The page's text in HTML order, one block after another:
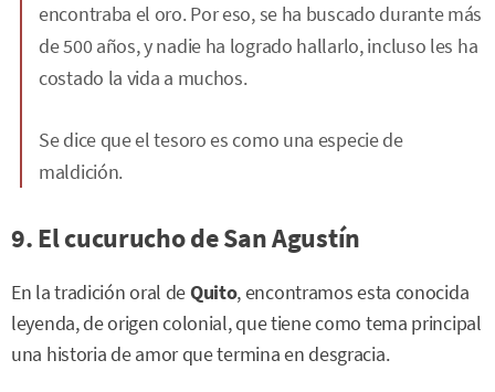
encontraba el oro. Por eso, se ha buscado durante más
de 500 años, y nadie ha logrado hallarlo, incluso les ha
costado la vida a muchos.
Se dice que el tesoro es como una especie de
maldición.
9. El cucurucho de San Agustín
En la tradición oral deQuito, encontramos esta conocida
leyenda, de origen colonial, que tiene como tema principal
una historia de amor que termina en desgracia.